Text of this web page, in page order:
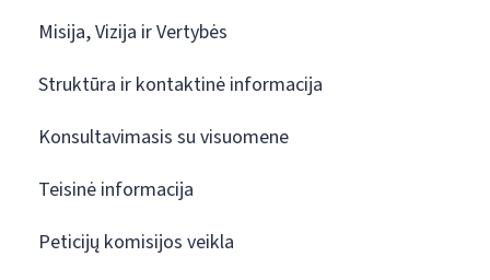
Misija, Vizija ir Vertybės
Struktūra ir kontaktinė informacija
Konsultavimasis su visuomene
Teisinė informacija
Peticijų komisijos veikla